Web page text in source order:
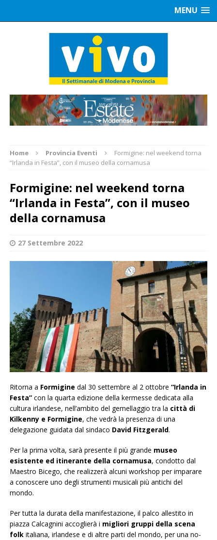
MENU
Home Provincia Eventi
Formigine: nel weekend torna
“Irlanda in Festa”, con il museo della cornamusa
Formigine: nel weekend torna
“Irlanda in Festa”, con il museo
della cornamusa
27 Settembre 2022
Ritorna a Formigine dal 30 settembre al 2 ottobre “Irlanda in
Festa” con la quarta edizione della kermesse dedicata alla
cultura irlandese, nell’ambito del gemellaggio tra la città di
Kilkenny e Formigine, che vedrà la presenza di una
delegazione guidata dal sindaco David Fitzgerald.
Per la prima volta, sarà presente il più grande museo
esistente ed itinerante della cornamusa, condotto dal
Maestro Bicego, che realizzerà alcuni workshop per imparare
a conoscere uno degli strumenti musicali più antichi del
mondo.
Per tutta la durata della manifestazione, il palco allestito in
piazza Calcagnini accoglierà i migliori gruppi della scena
folk italiana, irlandese e di altre parti del mondo, per una no-